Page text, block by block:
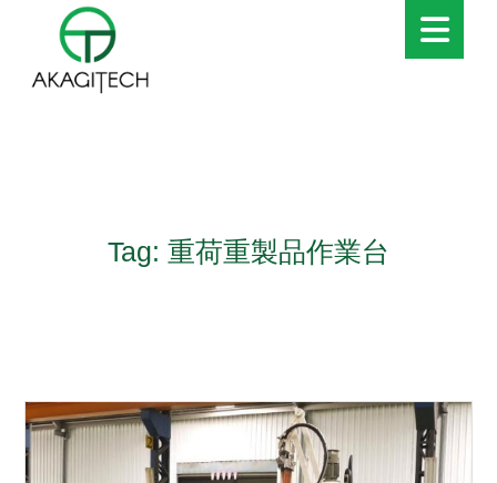
Tag: 重荷重製品作業台